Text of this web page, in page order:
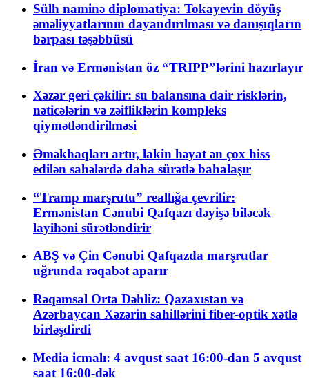
Sülh naminə diplomatiya: Tokayevin döyüş
əməliyyatlarının dayandırılması və danışıqların
bərpası təşəbbüsü
İran və Ermənistan öz “TRIPP”lərini hazırlayır
Xəzər geri çəkilir: su balansına dair risklərin,
nəticələrin və zəifliklərin kompleks
qiymətləndirilməsi
Əməkhaqları artır, lakin həyat ən çox hiss
edilən sahələrdə daha sürətlə bahalaşır
“Tramp marşrutu” reallığa çevrilir:
Ermənistan Cənubi Qafqazı dəyişə biləcək
layihəni sürətləndirir
ABŞ və Çin Cənubi Qafqazda marşrutlar
uğrunda rəqabət aparır
Rəqəmsal Orta Dəhliz: Qazaxıstan və
Azərbaycan Xəzərin sahillərini fiber-optik xətlə
birləşdirdi
Media icmalı: 4 avqust saat 16:00-dan 5 avqust
saat 16:00-dək